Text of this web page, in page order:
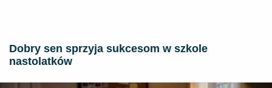
Dobry sen sprzyja sukcesom w szkole
nastolatków